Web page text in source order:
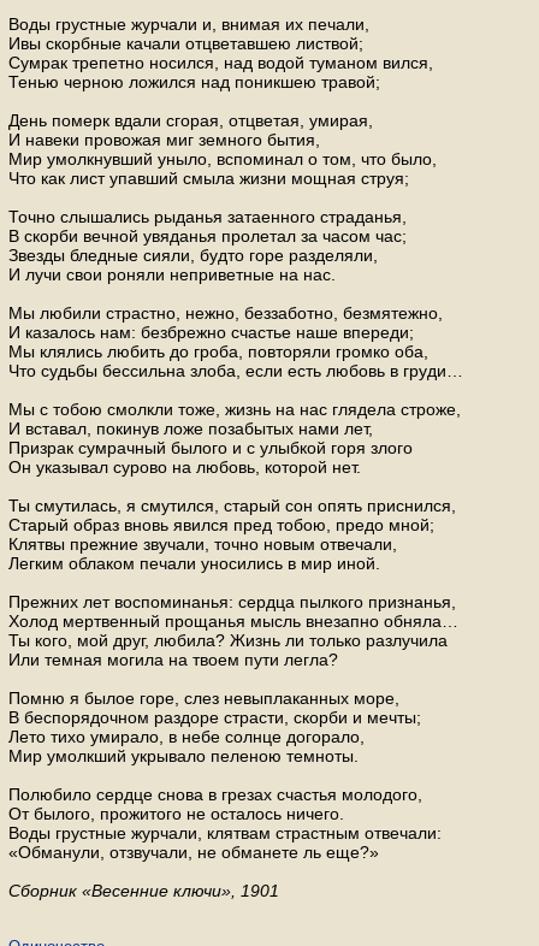
Воды груст­ные жур­ча­ли и, вни­мая их пе­ча­ли,
Ивы скорб­ные ка­ча­ли от­цве­тав­шею лист­вой;
Су­мрак тре­пет­но но­сил­ся, над водой ту­ма­ном вился,
Тенью чер­ною ло­жил­ся над по­ник­шею тра­вой;
День по­мерк вдали сго­рая, от­цве­тая, уми­рая,
И на­ве­ки про­во­жая миг зем­но­го бытия,
Мир умолк­нув­ший уныло, вспо­ми­нал о том, что было,
Что как лист упав­ший смыла жизни мощ­ная струя;
Точно слы­ша­лись ры­да­нья за­та­ен­но­го стра­да­нья,
В скор­би веч­ной увя­да­нья про­ле­тал за часом час;
Звез­ды блед­ные сияли, будто горе раз­де­ля­ли,
И лучи свои ро­ня­ли непри­вет­ные на нас.
Мы лю­би­ли страст­но, нежно, без­за­бот­но, без­мя­теж­но,
И ка­за­лось нам: без­бреж­но сча­стье наше впе­ре­ди;
Мы кля­лись лю­бить до гроба, по­вто­ря­ли гром­ко оба,
Что судь­бы бес­силь­на злоба, если есть лю­бовь в груди…
Мы с тобою смолк­ли тоже, жизнь на нас гля­де­ла стро­же,
И вста­вал, по­ки­нув ложе по­за­бы­тых нами лет,
При­зрак су­мрач­ный бы­ло­го и с улыб­кой горя злого
Он ука­зы­вал су­ро­во на лю­бовь, ко­то­рой нет.
Ты сму­ти­лась, я сму­тил­ся, ста­рый сон опять при­снил­ся,
Ста­рый образ вновь явил­ся пред тобою, предо мной;
Клят­вы преж­ние зву­ча­ли, точно новым от­ве­ча­ли,
Лег­ким об­ла­ком пе­ча­ли уно­си­лись в мир иной.
Преж­них лет вос­по­ми­на­нья: серд­ца пыл­ко­го при­зна­нья,
Холод мерт­вен­ный про­ща­нья мысль вне­зап­но об­ня­ла…
Ты кого, мой друг, лю­би­ла? Жизнь ли толь­ко раз­лу­чи­ла
Или тем­ная мо­ги­ла на твоем пути легла?
Помню я былое горе, слез невы­пла­кан­ных море,
В бес­по­ря­доч­ном раз­до­ре стра­сти, скор­би и мечты;
Лето тихо уми­ра­ло, в небе солн­це до­го­ра­ло,
Мир умолк­ший укры­ва­ло пе­ле­ною тем­но­ты.
По­лю­би­ло серд­це снова в гре­зах сча­стья мо­ло­до­го,
От бы­ло­го, про­жи­то­го не оста­лось ни­че­го.
Воды груст­ные жур­ча­ли, клят­вам страст­ным от­ве­ча­ли:
«Об­ма­ну­ли, от­зву­ча­ли, не об­ма­не­те ль еще?»
Сбор­ник «Ве­сен­ние ключи», 1901